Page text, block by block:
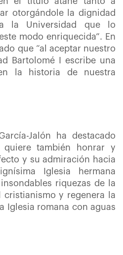
otorgándole la dignidad
la Universidad que lo
modo enriquecida”. En
que “al aceptar nuestro
Bartolomé I escribe una
la historia de nuestra
Jalón ha destacado
quiere también honrar y
y su admiración hacia
Iglesia hermana
riquezas de la
cristianismo y regenera la
Iglesia romana con aguas